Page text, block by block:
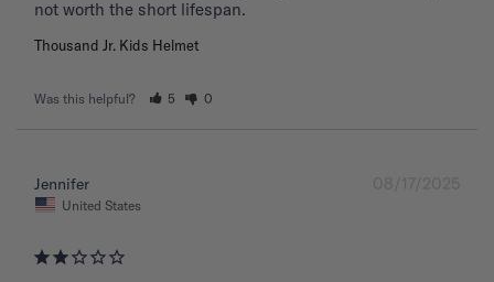
Thousand Jr. Kids Helmet
Was this helpful? 5 0
08/17/2025
Jennifer
United States